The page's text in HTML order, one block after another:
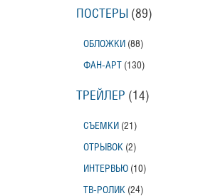
ПОСТЕРЫ (89)
ОБЛОЖКИ (88)
ФАН-АРТ (130)
ТРЕЙЛЕР (14)
СЪЕМКИ (21)
ОТРЫВОК (2)
ИНТЕРВЬЮ (10)
ТВ-РОЛИК (24)